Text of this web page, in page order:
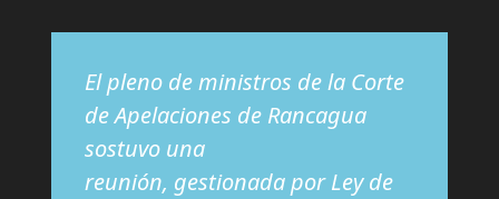
El pleno de ministros de la Corte
de Apelaciones de Rancagua
sostuvo una
reunión, gestionada por Ley de